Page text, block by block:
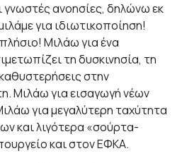
γνωστές ανοησίες, δηλώνω εκ
για ιδιωτικοποίηση!
Μιλάω για ένα
τη δυσκινησία, τη
στην
Μιλάω για εισαγωγή νέων
για μεγαλύτερη ταχύτητα
και λιγότερα «σούρτα-
και στον ΕΦΚΑ.